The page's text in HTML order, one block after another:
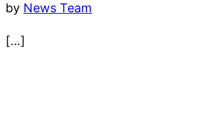
by News Team
[…]